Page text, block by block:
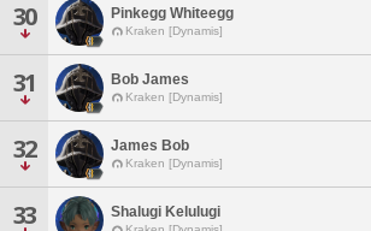
30 Pinkegg Whiteegg
Kraken [Dynamis]
31 Bob James
Kraken [Dynamis]
32 James Bob
Kraken [Dynamis]
33 Shalugi Kelulugi